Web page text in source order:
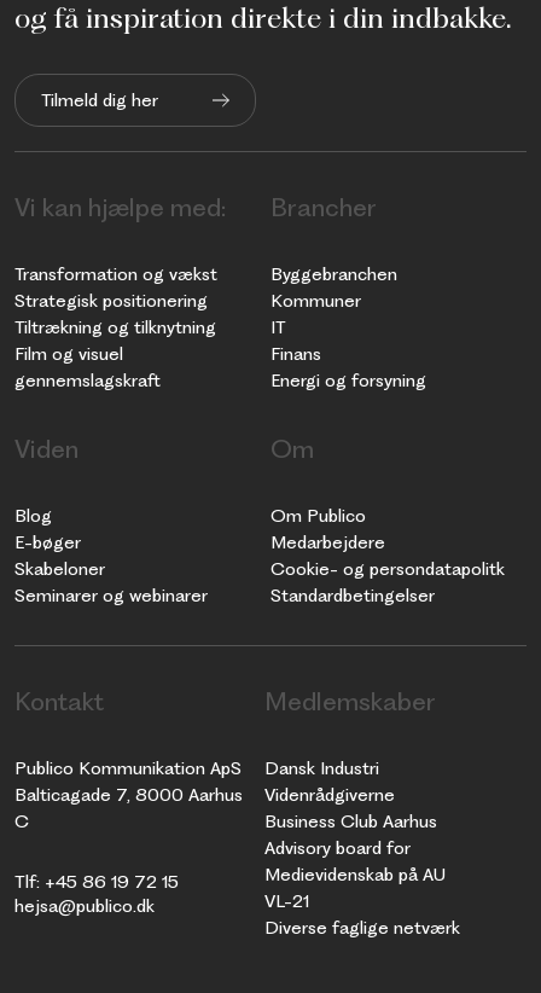
og få inspiration direkte i din indbakke.
Tilmeld dig her
Vi kan hjælpe med:
Transformation og vækst
Strategisk positionering
Tiltrækning og tilknytning
Film og visuel
gennemslagskraft
Brancher
Byggebranchen
Kommuner
IT
Finans
Energi og forsyning
Viden
Blog
E-bøger
Skabeloner
Seminarer og webinarer
Om
Om Publico
Medarbejdere
Cookie- og persondatapolitk
Standardbetingelser
Kontakt
Publico Kommunikation ApS
Balticagade 7, 8000 Aarhus
C
Tlf: +45 86 19 72 15
hejsa@publico.dk
Medlemskaber
Dansk Industri
Videnrådgiverne
Business Club Aarhus
Advisory board for
Medievidenskab på AU
VL-21
Diverse faglige netværk